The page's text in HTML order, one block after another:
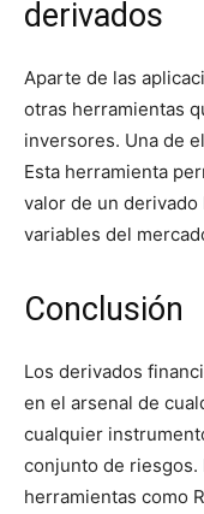
derivados
Aparte de las
otras herramientas
inversores. Una de
Esta herramienta
valor de un
variables del
Conclusión
Los derivados
en el arsenal de
cualquier
conjunto de riesgos.
herramientas como